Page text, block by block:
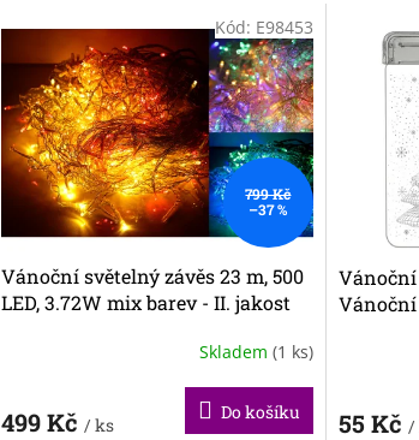
799 Kč
–37 %
Vánoční světelný závěs 23 m, 500
LED, 3.72W mix barev - II. jakost
Skladem (1 ks)
499 Kč / ks
Do košíku
Kód: E98453
Vánoční
55 Kč /